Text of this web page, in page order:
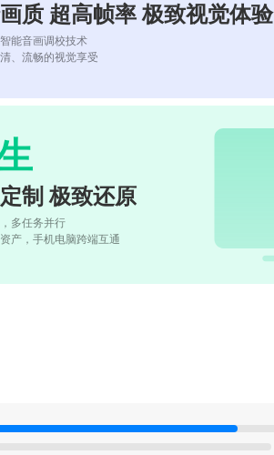
质 超高帧率 极致视觉体验
能音画调校技术
、流畅的视觉享受
制 极致还原
多任务并行
产，手机电脑跨端互通